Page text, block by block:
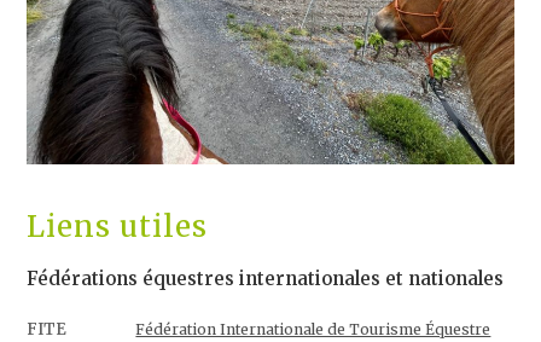
Liens utiles
Fédérations équestres internationales et nationales
FITE Fédération Internationale de Tourisme Équestre